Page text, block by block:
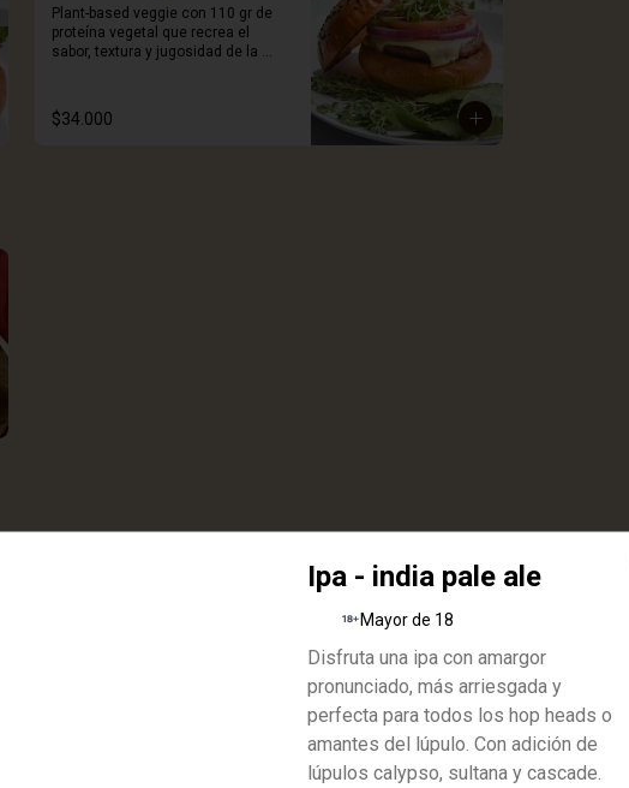
Plant-based veggie con 110 gr de
proteína vegetal que recrea el
sabor, textura y jugosidad de la
natural ahumado. Pan artesanal de
papa, queso a elección,
$34.000
Ipa - india pale ale
Mayor de 18
Disfruta una ipa con amargor
pronunciado, más arriesgada y
perfecta para todos los hop heads o
amantes del lúpulo. Con adición de
lúpulos calypso, sultana y cascade.